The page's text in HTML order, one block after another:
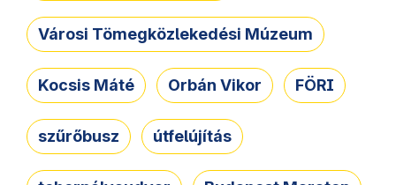
Városi Tömegközlekedési Múzeum
Kocsis Máté Orbán Vikor FÖRI
szűrőbusz útfelújítás